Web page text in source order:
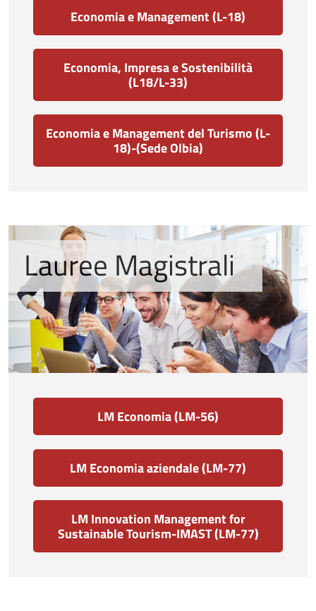
Economia e Management (L-18)
Economia, Impresa e Sostenibilità
(L18/L-33)
Economia e Management del Turismo (L-
18)-(Sede Olbia)
LM Economia (LM-56)
LM Economia aziendale (LM-77)
LM Innovation Management for
Sustainable Tourism-IMAST (LM-77)
Lauree Magistrali